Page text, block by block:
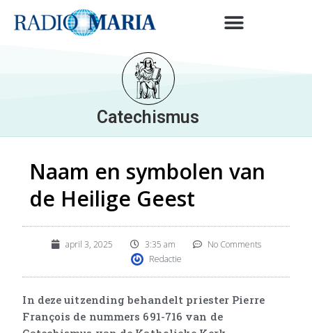
Catechismus
Naam en symbolen van
de Heilige Geest
april 3, 2025 3:35 am
No Comments
Redactie
In deze uitzending behandelt priester Pierre
François de nummers 691-716 van de